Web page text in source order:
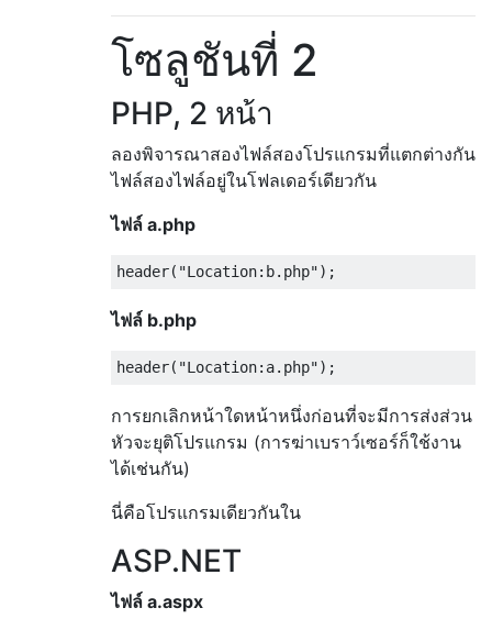
โซลูชันที่ 2
PHP, 2 หน้า
ลองพิจารณาสองไฟล์สองโปรแกรมที่แตกต่างกัน
ไฟล์สองไฟล์อยู่ในโฟลเดอร์เดียวกัน
ไฟล์ a.php
ไฟล์ b.php
การยกเลิกหน้าใดหน้าหนึ่งก่อนที่จะมีการส่งส่วน
หัวจะยุติโปรแกรม (การฆ่าเบราว์เซอร์ก็ใช้งาน
ได้เช่นกัน)
นี่คือโปรแกรมเดียวกันใน
ASP.NET
ไฟล์ a.aspx